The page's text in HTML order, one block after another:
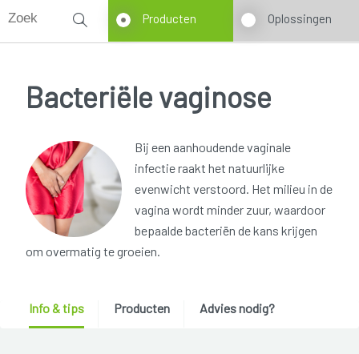
Producten Oplossingen
Bacteriële vaginose
Bij een aanhoudende vaginale
infectie raakt het natuurlijke
evenwicht verstoord. Het milieu in de
vagina wordt minder zuur, waardoor
bepaalde bacteriën de kans krijgen
om overmatig te groeien.
Info & tips Producten Advies nodig?